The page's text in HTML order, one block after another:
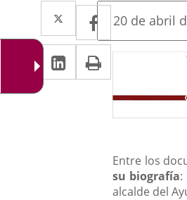
Twitter
Enlace
a
una
aplicación
externa.
Facebook
Enlace
a
una
externa.
LinkedIn
Enlace
a
externa.
Imprimir
Fecha
la
20 de abril
Entre los
su biografía:
alcalde del